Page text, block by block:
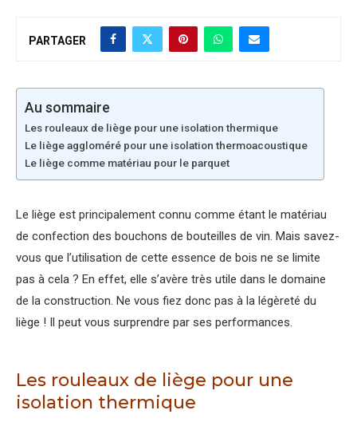
PARTAGER
Au sommaire
Les rouleaux de liège pour une isolation thermique
Le liège aggloméré pour une isolation thermoacoustique
Le liège comme matériau pour le parquet
Le liège est principalement connu comme étant le matériau
de confection des bouchons de bouteilles de vin. Mais savez-
vous que l’utilisation de cette essence de bois ne se limite
pas à cela ? En effet, elle s’avère très utile dans le domaine
de la construction. Ne vous fiez donc pas à la légèreté du
liège ! Il peut vous surprendre par ses performances.
Les rouleaux de liège pour une
isolation thermique